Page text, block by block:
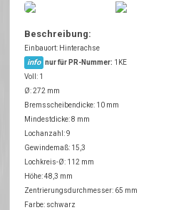
Beschreibung:
Einbauort: Hinterachse
info nur für PR-Nummer: 1KE
Voll: 1
Ø: 272 mm
Bremsscheibendicke: 10 mm
Mindestdicke: 8 mm
Lochanzahl: 9
Gewindemaß: 15,3
Lochkreis-Ø: 112 mm
Höhe: 48,3 mm
Zentrierungsdurchmesser: 65 mm
Farbe: schwarz